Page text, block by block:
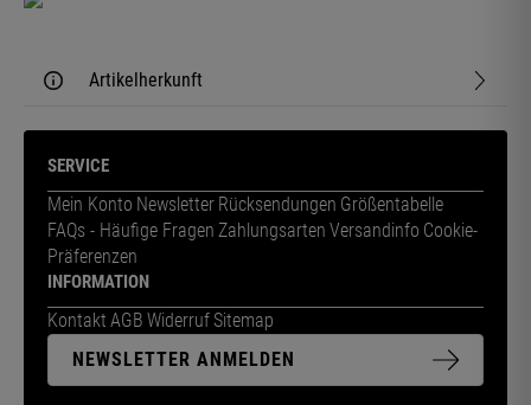
Artikelherkunft
SERVICE
Mein Konto Newsletter Rücksendungen Größentabelle
FAQs - Häufige Fragen Zahlungsarten Versandinfo Cookie-
Präferenzen
INFORMATION
Kontakt AGB Widerruf Sitemap
NEWSLETTER ANMELDEN